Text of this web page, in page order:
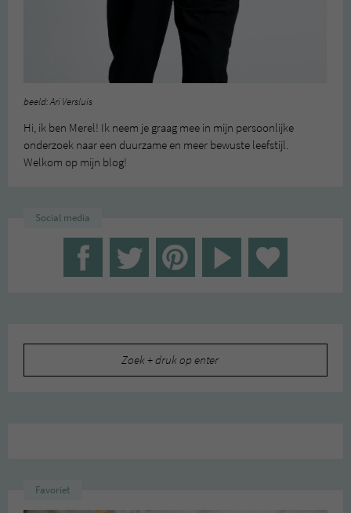
beeld: Ari Versluis
Hi, ik ben Merel! Ik neem je graag mee in mijn persoonlijke
onderzoek naar een duurzame en meer bewuste leefstijl.
Welkom op mijn blog!
Social media
Favoriet